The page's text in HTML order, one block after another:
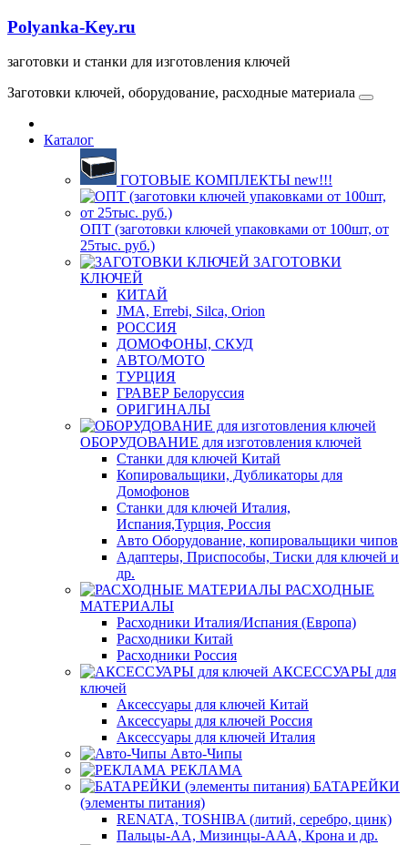
Polyanka-Key.ru
заготовки и станки для изготовления ключей
Заготовки ключей, оборудование, расходные материала
Каталог
ГОТОВЫЕ КОМПЛЕКТЫ new!!!
ОПТ (заготовки ключей упаковками от 100шт, от
25тыс. руб.)
ЗАГОТОВКИ
КЛЮЧЕЙ
КИТАЙ
JMA, Errebi, Silca, Orion
РОССИЯ
ДОМОФОНЫ, СКУД
ABTO/МОТО
ТУРЦИЯ
ГРАВЕР Белоруссия
ОРИГИНАЛЫ
ОБОРУДОВАНИЕ для изготовления ключей
Станки для ключей Китай
Копировальщики, Дубликаторы для
Домофонов
Станки для ключей Италия,
Испания,Турция, Россия
Авто Оборудование, копировальщики чипов
Адаптеры, Приспособы, Тиски для ключей и
др.
РАСХОДНЫЕ
МАТЕРИАЛЫ
Расходники Италия/Испания (Европа)
Расходники Китай
Расходники Россия
АКСЕССУАРЫ для
ключей
Аксессуары для ключей Китай
Аксессуары для ключей Россия
Аксессуары для ключей Италия
Авто-Чипы
РЕКЛАМА
БАТАРЕЙКИ
(элементы питания)
RENATA, TOSHIBA (литий, серебро, цинк)
Пальцы-АА, Мизинцы-ААА, Крона и др.